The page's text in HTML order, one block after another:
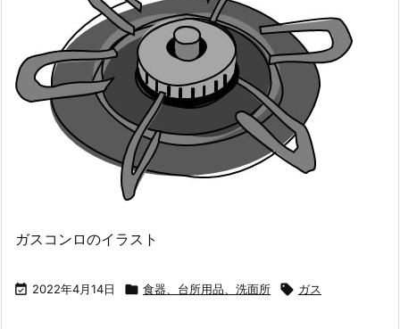
ガスコンロのイラスト
 2022年4月14日  食器、台所用品、洗面所  ガス